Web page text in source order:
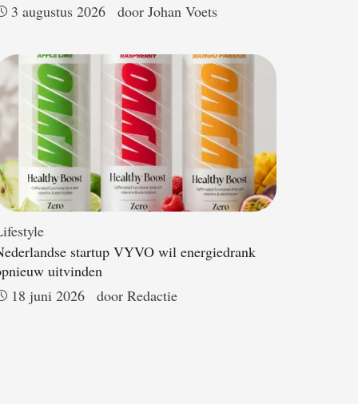
3 augustus 2026
door Johan Voets
startup VYVO wil energiedrank
uitvinden
18 juni 2026
door Redactie